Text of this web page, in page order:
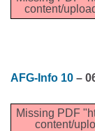
content/
AFG-Info 10 –
Missing PDF
content/